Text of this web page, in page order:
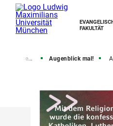
FAKULTÄT
Religionsgeschichte Augenblick mal!